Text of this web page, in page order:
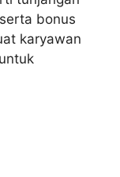
bonus
karyawan